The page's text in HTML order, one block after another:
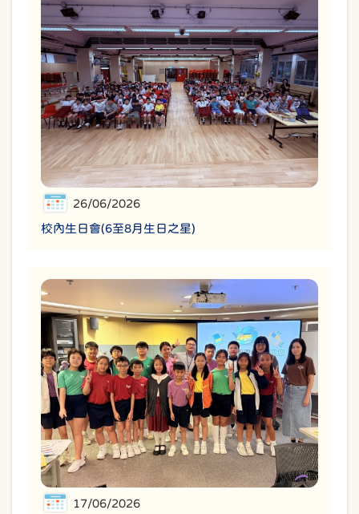
26/06/2026
校內生日會(6至8月生日之星)
17/06/2026